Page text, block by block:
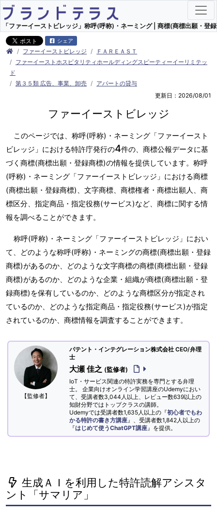
「ファーイーストビレッジ」称呼(呼称)・ネーミング | 商標(商標出願・登
シェア
ファーイーストビレッジ
ＦＡＲＥＡＳＴ
ファーイーストホスピタリティホールディングスピーティーイーリミテッ
ド
第３５類 広告、事業、卸売
アパートの貸与
更新日：2026/08/01
ファーイーストビレッジ
このページでは、称呼(呼称)・ネーミング「ファーイースト
ビレッジ」における特許庁発行の4件の、商標公報データに基
づく商標(商標出願・登録商標)の情報を提供しています。称呼
(呼称)・ネーミング「ファーイーストビレッジ」における商標
(商標出願・登録商標)、文字商標、商標権者・商標出願人、商
標区分、指定商品・指定役務(サービス)など、商標に関する情
報を調べることができます。
称呼(呼称)・ネーミング「ファーイーストビレッジ」におい
て、どのような称呼(呼称)・ネーミングの商標(商標出願・登録
商標)があるのか、どのような文字商標の商標(商標出願・登録
商標)があるのか、どのような企業・組織が商標(商標出願・登
録商標)を保有しているのか、どのような商標区分が指定され
ているのか、どのような指定商品・指定役務(サービス)が指定
されているのか、商標情報を調査することができます。
【監修者】
パテント・インテグレーション株式会社 CEO/弁理
士
大瀬 佳之 (監修者)
IoT・サービス関連の特許実務を専門とする弁理
士。 企業向けオンライン学習講座のUdemyにおい
て、受講者数3,044人以上、レビュー数639以上の
知財分野ではトップクラスの講師。
Udemyでは受講者数1,635人以上の『初心者でもわ
かる特許の書き方講座 』、受講者数1,842人以上の
『はじめて使うChatGPT講座 』を提供。
生成ＡＩを利用した特許読解アシスタ
ント「サマリア」